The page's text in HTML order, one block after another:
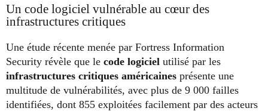
Un code logiciel vulnérable au cœur des
infrastructures critiques
Une étude récente menée par Fortress Information
Security révèle que le code logiciel utilisé par les
infrastructures critiques américaines présente une
multitude de vulnérabilités, avec plus de 9 000 failles
identifiées, dont 855 exploitées facilement par des acteurs